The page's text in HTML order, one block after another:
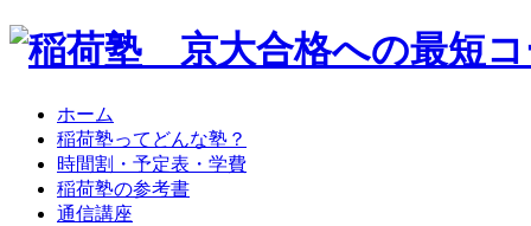
ホーム
稲荷塾ってどんな塾？
時間割・予定表・学費
稲荷塾の参考書
通信講座